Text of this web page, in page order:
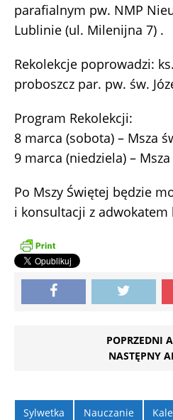
parafialnym pw. NMP
Lublinie (ul. Milenijna 7) .
Rekolekcje poprowadzi:
proboszcz par. pw. św.
Program Rekolekcji:
8 marca (sobota) – Msza
9 marca (niedziela) –
Po Mszy Świętej będzie
i konsultacji z adwokatem
POPRZEDNI
NASTĘPNY
Sylwetka Nauczanie